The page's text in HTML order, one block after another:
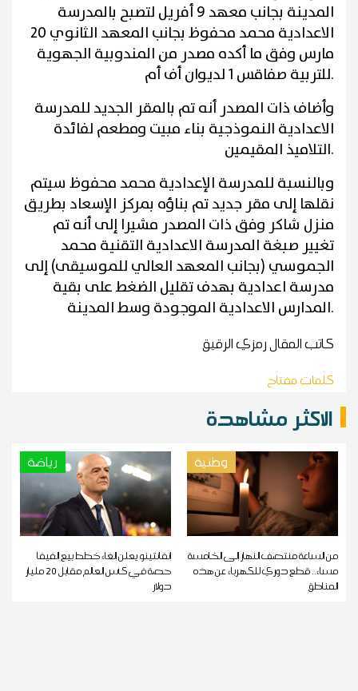
المدينة بجانب معهد 9 أفريل لتصبح بالمدرسة
الاعدادية محمد محفوظ بجانب المعهد الثانوي 20
مارس وفق ما أكده مصدر من المندوبية الجهوية
للتربية صفاقس 1 لديوان أف أم.
وأضاف ذات المصدر أنه تم بالمقر الجديد للمدرسة
الاعدادية النموذجية بناء مبيت ومطعم لفائدة
التلاميذ المقيمين.
وبالنسبة للمدرسة الإعدادية محمد محفوظ سيتم
نقلها إلى مقر جديد تم بناؤه بمركز الإسعاد بطريق
منزل شاكر وفق ذات المصدر مشيرا إلى أنه تم
تغيير صبغة المدرسة الاعدادية التقنية محمد
الجموسي (بجانب المعهد العالي للموسيقى) إلى
مدرسة اعدادية بهدف تقليل الضغط على بقية
المدارس الاعدادية الموجودة وسط المدينة.
كاتب المقالرمزي الرقيق
كلمات مفتاح
الاكثر مشاهدة
وطنية
من الساعة منتصف النهار إلى الخامسة
مساء.. قطع دوري للكهرباء عن هذه
المناطق
رياضة
إنفانتينو يعلن إلغاء خطط بيع الفيفا
حصة في كأس العالم مقابل 20 مليار
دولار